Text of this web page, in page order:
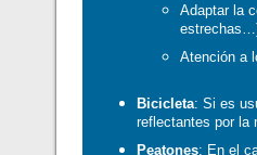
Adaptar la
Atención a
Bicicleta: Si es
reflectantes por la
Peatones: En el